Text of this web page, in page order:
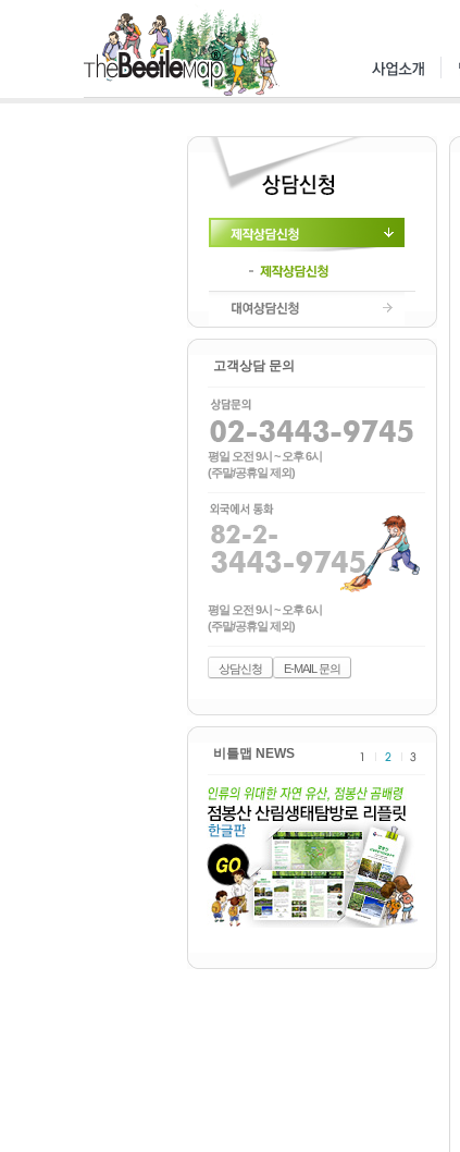
제작상담신청
제작상담신청
대여상담신청
고객상담 문의
평일 오전 9시 ~ 오후 6시
(주말/공휴일 제외)
평일 오전 9시 ~ 오후 6시
(주말/공휴일 제외)
상담신청 E-MAIL 문의
비틀맵 NEWS